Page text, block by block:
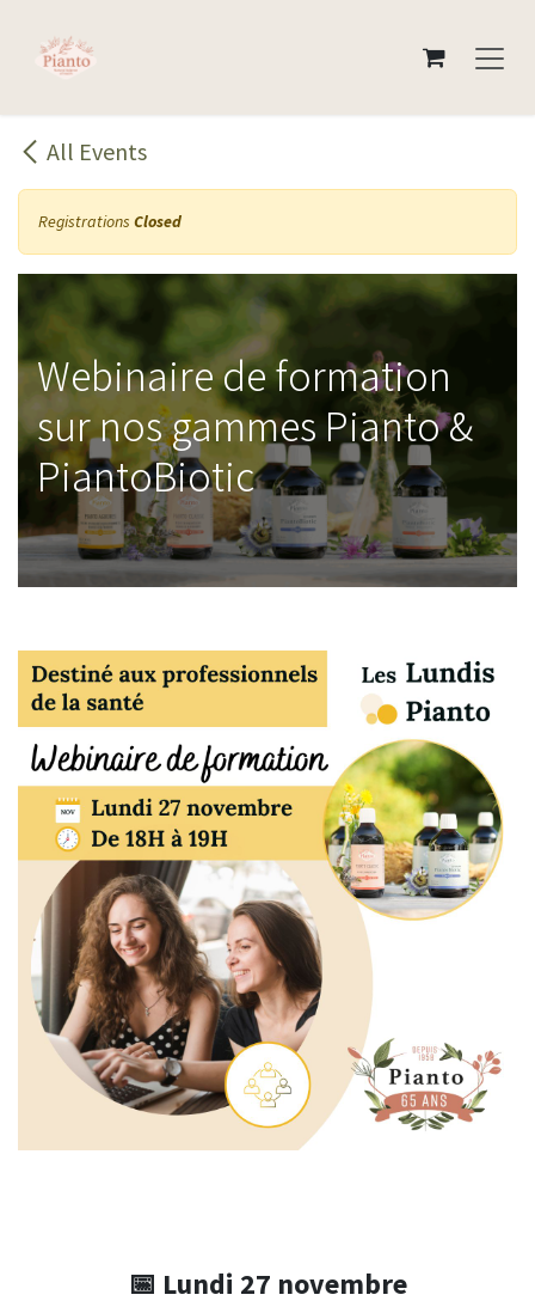
All Events
Registrations Closed
Webinaire de formation
sur nos gammes Pianto &
PiantoBiotic
📅 Lundi 27 novembre